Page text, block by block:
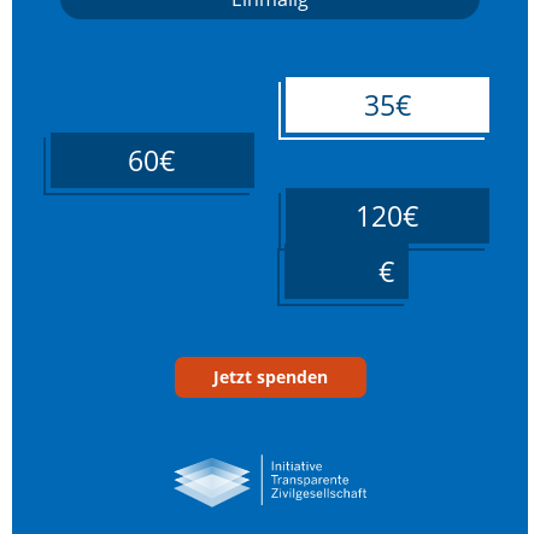
35€
60€
120€
Jetzt spenden